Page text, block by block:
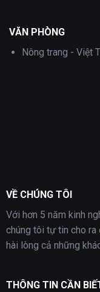
VĂN PHÒNG
Nông trang - Việt
VỀ CHÚNG TÔI
Với hơn 5 năm kinh
chúng tôi tự tin cho
hài lòng cả những
THÔNG TIN CẦN